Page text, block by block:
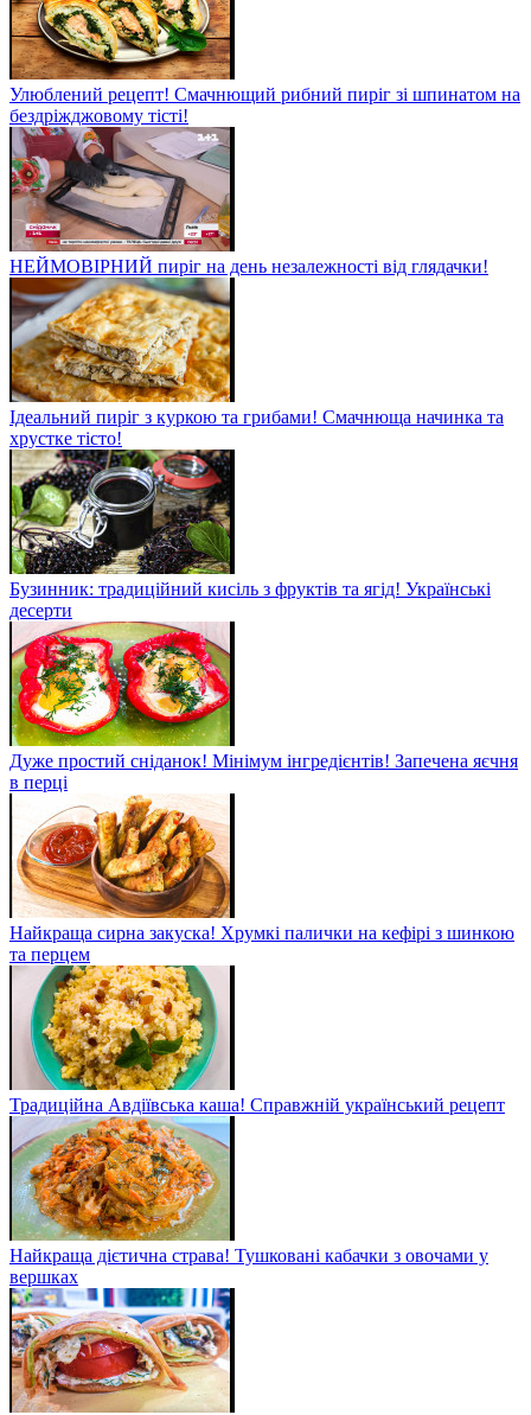
Улюблений рецепт! Смачнющий рибний пиріг зі шпинатом на
бездріжджовому тісті!
НЕЙМОВІРНИЙ пиріг на день незалежності від глядачки!
Ідеальний пиріг з куркою та грибами! Смачнюща начинка та
хрустке тісто!
Бузинник: традиційний кисіль з фруктів та ягід! Українські
десерти
Дуже простий сніданок! Мінімум інгредієнтів! Запечена яєчня
в перці
Найкраща сирна закуска! Хрумкі палички на кефірі з шинкою
та перцем
Традиційна Авдіївська каша! Справжній український рецепт
Найкраща дієтична страва! Тушковані кабачки з овочами у
вершках